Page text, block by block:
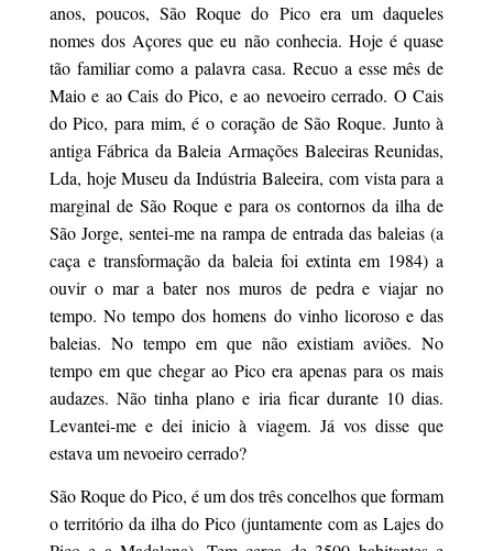
anos, poucos, São Roque do Pico era um daqueles
nomes dos Açores que eu não conhecia. Hoje é quase
tão familiar como a palavra casa. Recuo a esse mês de
Maio e ao Cais do Pico, e ao nevoeiro cerrado. O Cais
do Pico, para mim, é o coração de São Roque. Junto à
antiga Fábrica da Baleia Armações Baleeiras Reunidas,
Lda, hoje Museu da Indústria Baleeira, com vista para a
marginal de São Roque e para os contornos da ilha de
São Jorge, sentei-me na rampa de entrada das baleias (a
caça e transformação da baleia foi extinta em 1984) a
ouvir o mar a bater nos muros de pedra e viajar no
tempo. No tempo dos homens do vinho licoroso e das
baleias. No tempo em que não existiam aviões. No
tempo em que chegar ao Pico era apenas para os mais
audazes. Não tinha plano e iria ficar durante 10 dias.
Levantei-me e dei inicio à viagem. Já vos disse que
estava um nevoeiro cerrado?
São Roque do Pico, é um dos três concelhos que formam
o território da ilha do Pico (juntamente com as Lajes do